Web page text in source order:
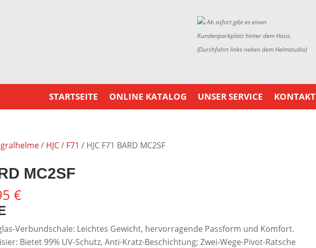
Ab sofort gibt es einen
Kundenparkplatz hinter dem Haus.
(Durchfahrt links neben dem Helmstudio)
STARTSEITE ONLINE KATALOG UNSER SERVICE KONTAKT
/ HJC/ F71 / HJC F71 BARD MC2SF
MC2SF
€
€Aktueller
ist:
314,95 €.
Verbundschale: Leichtes Gewicht, hervorragende Passform und Komfort.
Bietet 99% UV-Schutz, Anti-Kratz-Beschichtung; Zwei-Wege-Pivot-Ratsche